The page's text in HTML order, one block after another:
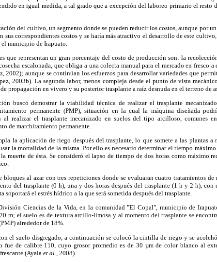
en igual medida, a tal grado que a excepción del laboreo primario el resto
del cultivo, un segmento donde se pueden reducir los costos, aunque por
sus correspondientes costos y se haría más atractivo el desarrollo de este
municipio de Irapuato.
que representan un gran porcentaje del costo de producción son: la
escalonada, que obliga a una colecta manual para el mercado en fresco a
2002); aunque se continúan los esfuerzos para desarrollar variedades que
2003b). La segunda labor, menos compleja desde el punto de vista
propagación en vivero y su posterior trasplante a raíz desnuda en el terreno de
buscó demostrar la viabilidad técnica de realizar el trasplante
permanente (PMP), situación en la cual la máquina diseñada
al realizar el trasplante mecanizado en suelos del tipo arcilloso, comunes
de marchitamiento permanente.
la aplicación de riego después del trasplante, lo que somete a las plantas a
la mortalidad de la misma. Por ello es necesario determinar el tiempo
muerte de ésta. Se consideró el lapso de tiempo de dos horas como máximo
bloques al azar con tres repeticiones donde se evaluaran cuatro tratamientos de
del trasplante (0 h), una y dos horas después del trasplante (1 h y 2 h),
soportará el estrés hídrico a la que será sometida después del trasplante.
Ciencias de la Vida, en la comunidad "El Copal", municipio de
m; el suelo es de textura arcillo-limosa y al momento del trasplante se
alrededor de 18%.
el suelo disgregado, a continuación se colocó la cintilla de riego y se
fue de calibre 110, cuyo grosor promedio es de 30 µm de color blanco al
(Ayala et al. , 2008).